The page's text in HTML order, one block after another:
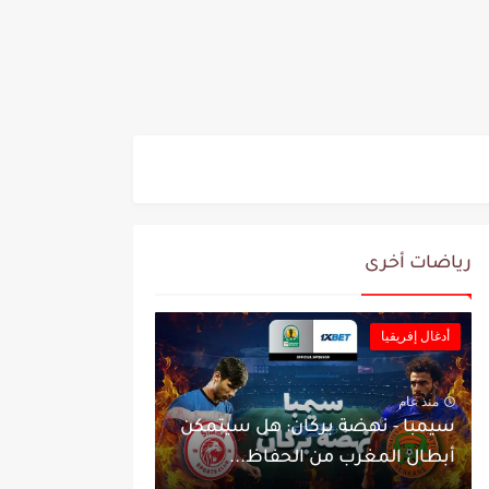
رياضات أخرى
أدغال إفريقيا
منذ عام
سيمبا - نهضة بركان: هل سيتمكن
أبطال المغرب من الحفاظ...